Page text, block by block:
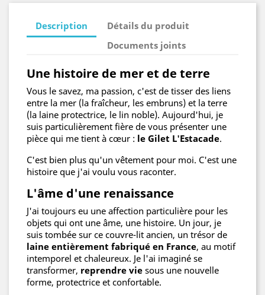
Description
Détails du produit
Documents joints
Une histoire de mer et de terre
Vous le savez, ma passion, c'est de tisser des liens
entre la mer (la fraîcheur, les embruns) et la terre
(la laine protectrice, le lin noble). Aujourd'hui, je
suis particulièrement fière de vous présenter une
pièce qui me tient à cœur : le Gilet L'Estacade.
C'est bien plus qu'un vêtement pour moi. C'est une
histoire que j'ai voulu vous raconter.
L'âme d'une renaissance
J'ai toujours eu une affection particulière pour les
objets qui ont une âme, une histoire. Un jour, je
suis tombée sur ce couvre-lit ancien, un trésor de
laine entièrement fabriqué en France, au motif
intemporel et chaleureux. Je l'ai imaginé se
transformer, reprendre vie sous une nouvelle
forme, protectrice et confortable.